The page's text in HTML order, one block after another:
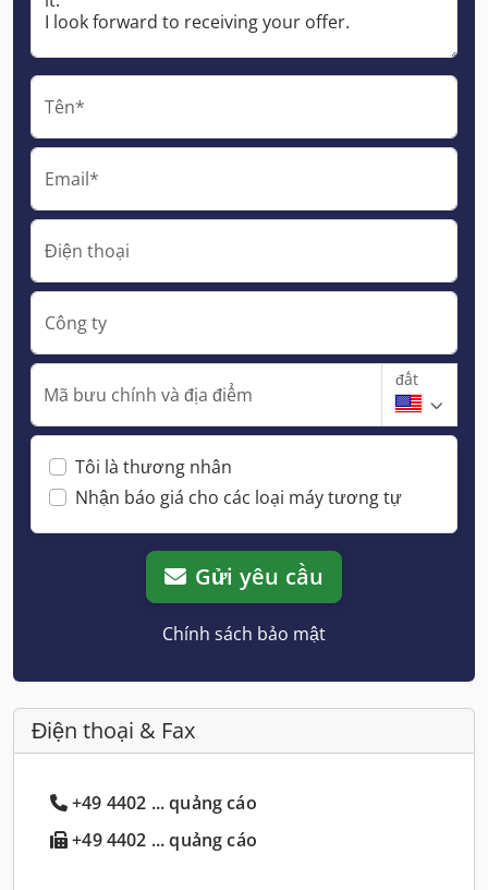
Tên*
Email*
Điện thoại
Công ty
Mã bưu chính và địa điểm
đất
Tôi là thương nhân
Nhận báo giá cho các loại máy tương tự
Gửi yêu cầu
Chính sách bảo mật
Điện thoại & Fax
+49 4402 ... quảng cáo
+49 4402 ... quảng cáo